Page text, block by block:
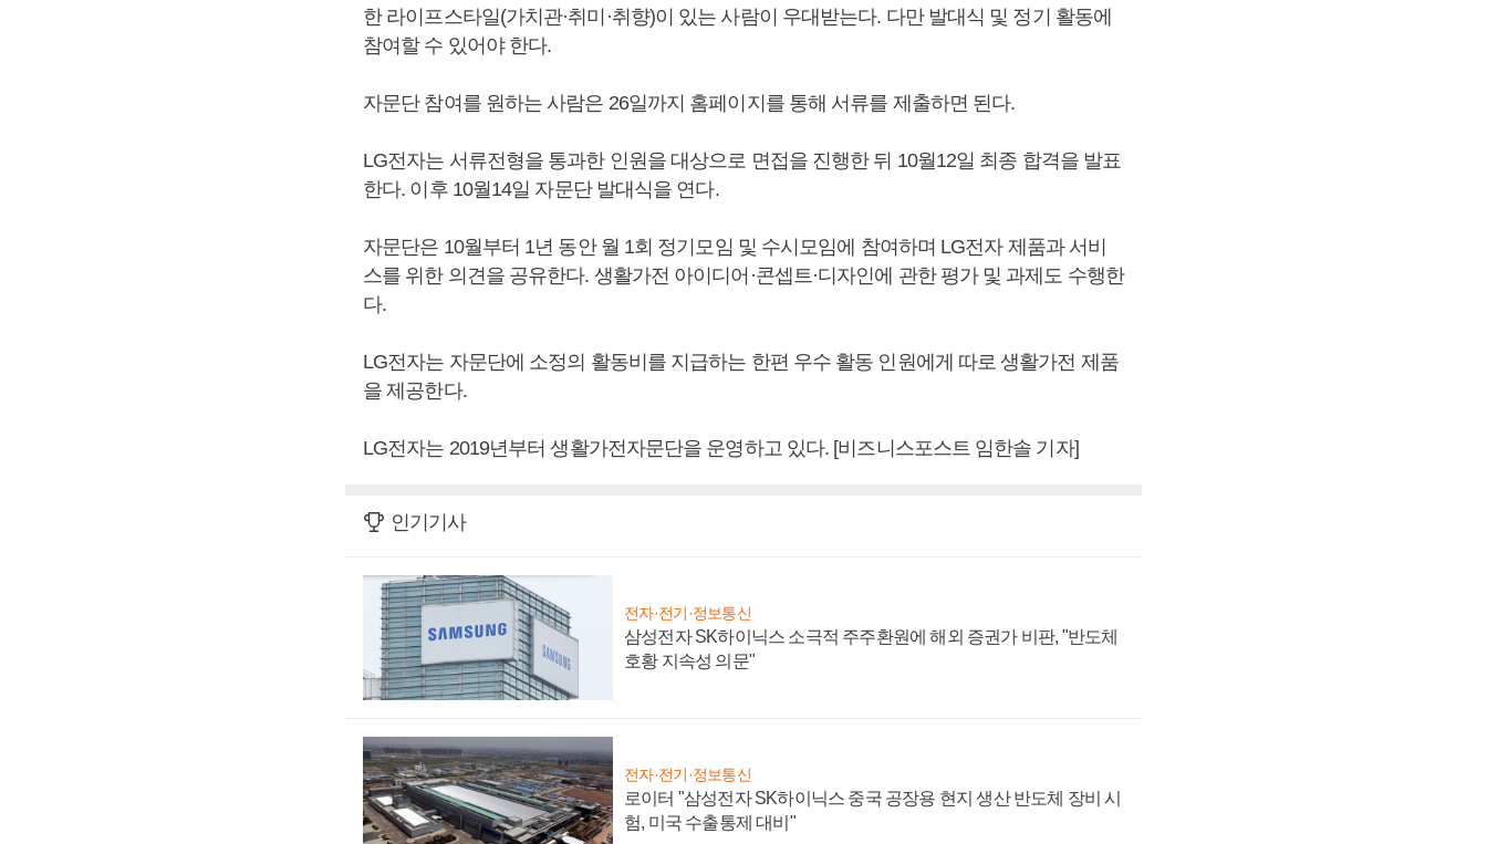
한 라이프스타일(가치관·취미·취향)이 있는 사람이 우대받는다. 다만 발대식 및 정기 활동에
참여할 수 있어야 한다.
자문단 참여를 원하는 사람은 26일까지 홈페이지를 통해 서류를 제출하면 된다.
LG전자는 서류전형을 통과한 인원을 대상으로 면접을 진행한 뒤 10월12일 최종 합격을 발표
한다. 이후 10월14일 자문단 발대식을 연다.
자문단은 10월부터 1년 동안 월 1회 정기모임 및 수시모임에 참여하며 LG전자 제품과 서비
스를 위한 의견을 공유한다. 생활가전 아이디어·콘셉트·디자인에 관한 평가 및 과제도 수행한
다.
LG전자는 자문단에 소정의 활동비를 지급하는 한편 우수 활동 인원에게 따로 생활가전 제품
을 제공한다.
LG전자는 2019년부터 생활가전자문단을 운영하고 있다. [비즈니스포스트 임한솔 기자]
인기기사
전자·전기·정보통신
삼성전자 SK하이닉스 소극적 주주환원에 해외 증권가 비판, "반도체
호황 지속성 의문"
전자·전기·정보통신
로이터 "삼성전자 SK하이닉스 중국 공장용 현지 생산 반도체 장비 시
험, 미국 수출통제 대비"